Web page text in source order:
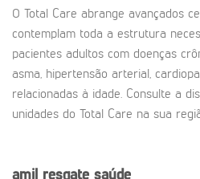
O Total Care abrange avançados
contemplam toda a estrutura
pacientes adultos com doenças
asma, hipertensão arterial,
relacionadas à idade. Consulte a
unidades do Total Care na sua
amil resgate saúde